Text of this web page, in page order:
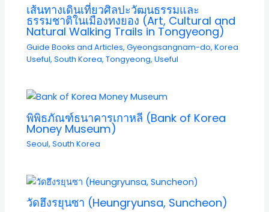
เส้นทางเดินเที่ยวศิลปะวัฒนธรรมและ
ธรรมชาติในเมืองทงยอง (Art, Cultural and
Natural Walking Trails in Tongyeong)
Guide Books and Articles,Gyeongsangnam-do,Korea
Useful,South Korea,Tongyeong,Useful
พิพิธภัณฑ์ธนาคารเกาหลี (Bank of Korea
Money Museum)
Seoul,South Korea
วัดฮึงรยุนซา (Heungryunsa, Suncheon)